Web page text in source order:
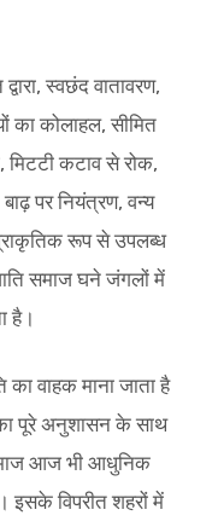
स्वछंद वातावरण,
का कोलाहल, सीमित
मिटटी कटाव से रोक,
पर नियंत्रण, वन्य
रूप से उपलब्ध
समाज घने जंगलों में
है।
वाहक माना जाता है
पूरे अनुशासन के साथ
आज भी आधुनिक
विपरीत शहरों में